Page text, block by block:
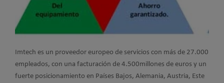
Imtech es un proveedor europeo de servicios con más de 27.000
empleados, con una facturación de 4.500millones de euros y un
fuerte posicionamiento en Países Bajos, Alemania, Austria, Este